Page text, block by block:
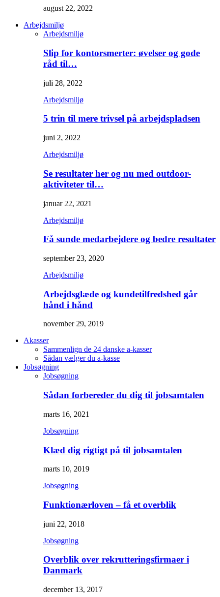
august 22, 2022
Arbejdsmiljø
Arbejdsmiljø
Slip for kontorsmerter: øvelser og gode
råd til…
juli 28, 2022
Arbejdsmiljø
5 trin til mere trivsel på arbejdspladsen
juni 2, 2022
Arbejdsmiljø
Se resultater her og nu med outdoor-
aktiviteter til…
januar 22, 2021
Arbejdsmiljø
Få sunde medarbejdere og bedre resultater
september 23, 2020
Arbejdsmiljø
Arbejdsglæde og kundetilfredshed går
hånd i hånd
november 29, 2019
Akasser
Sammenlign de 24 danske a-kasser
Sådan vælger du a-kasse
Jobsøgning
Jobsøgning
Sådan forbereder du dig til jobsamtalen
marts 16, 2021
Jobsøgning
Klæd dig rigtigt på til jobsamtalen
marts 10, 2019
Jobsøgning
Funktionærloven – få et overblik
juni 22, 2018
Jobsøgning
Overblik over rekrutteringsfirmaer i
Danmark
december 13, 2017